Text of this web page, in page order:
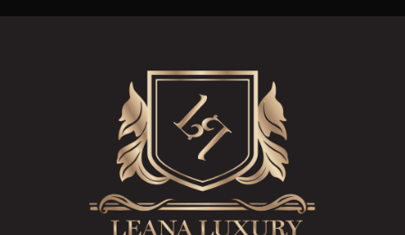
282.900.000₫
đến đến